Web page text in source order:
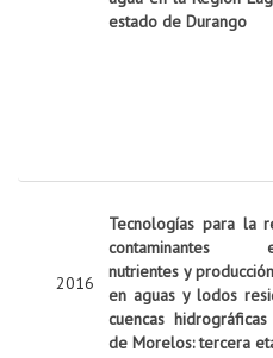
estado de Durango
2016
Tecnologías para la
contaminantes
nutrientes y
en aguas y lodos
cuencas
de Morelos: tercera